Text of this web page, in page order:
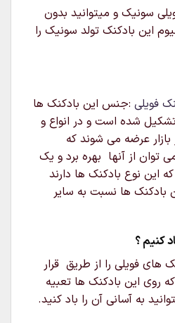
سونیک و میتوانید بدون
این بادکنک تولد سونیک را
فویلی :جنس این بادکنک ها
تشکیل شده است و در انواع و
عرضه می شوند که
توان از آنها بهره برد و یک
این نوع بادکنک ها دارند
بادکنک ها نسبت به سایر
کنیم ؟
های فویلی را از طریق قرار
روی این بادکنک ها تعبیه
به آسانی آن را باد کنید.